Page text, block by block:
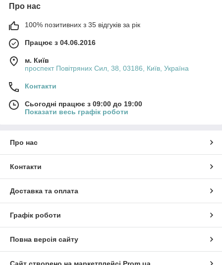
Про нас
100% позитивних з 35 відгуків за рік
Працює з 04.06.2016
м. Київ
проспект Повітряних Сил, 38, 03186, Київ, Україна
Контакти
Сьогодні працює з 09:00 до 19:00
Показати весь графік роботи
Про нас
Контакти
Доставка та оплата
Графік роботи
Повна версія сайту